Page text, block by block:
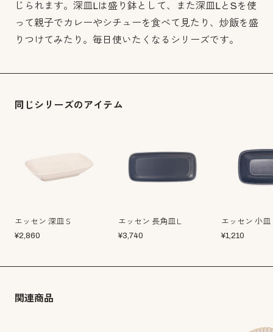
じられます。深皿Lは盛り鉢として、また深皿LとSを使
って親子でカレーやシチューを食べて見たり、炒飯を盛
りつけてみたり。毎日使いたくなるシリーズです。
同じシリーズのアイテム
エッセン 深皿Ｓ
¥2,860
エッセン 長角皿Ｌ
¥3,740
エッセン 小皿
¥1,210
関連商品